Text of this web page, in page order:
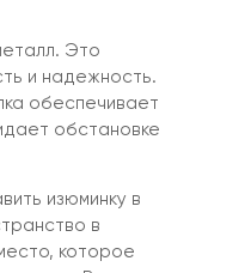
Это
и надежность.
обеспечивает
обстановке
изюминку в
в
которое